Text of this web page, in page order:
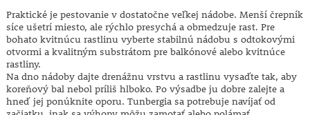
Praktické je pestovanie v dostatočne veľkej nádobe. Menší črepník
síce ušetrí miesto, ale rýchlo presychá a obmedzuje rast. Pre
bohato kvitnúcu rastlinu vyberte stabilnú nádobu s odtokovými
otvormi a kvalitným substrátom pre balkónové alebo kvitnúce
rastliny.
Na dno nádoby dajte drenážnu vrstvu a rastlinu vysaďte tak, aby
koreňový bal nebol príliš hlboko. Po výsadbe ju dobre zalejte a
hneď jej ponúknite oporu. Tunbergia sa potrebuje navíjať od